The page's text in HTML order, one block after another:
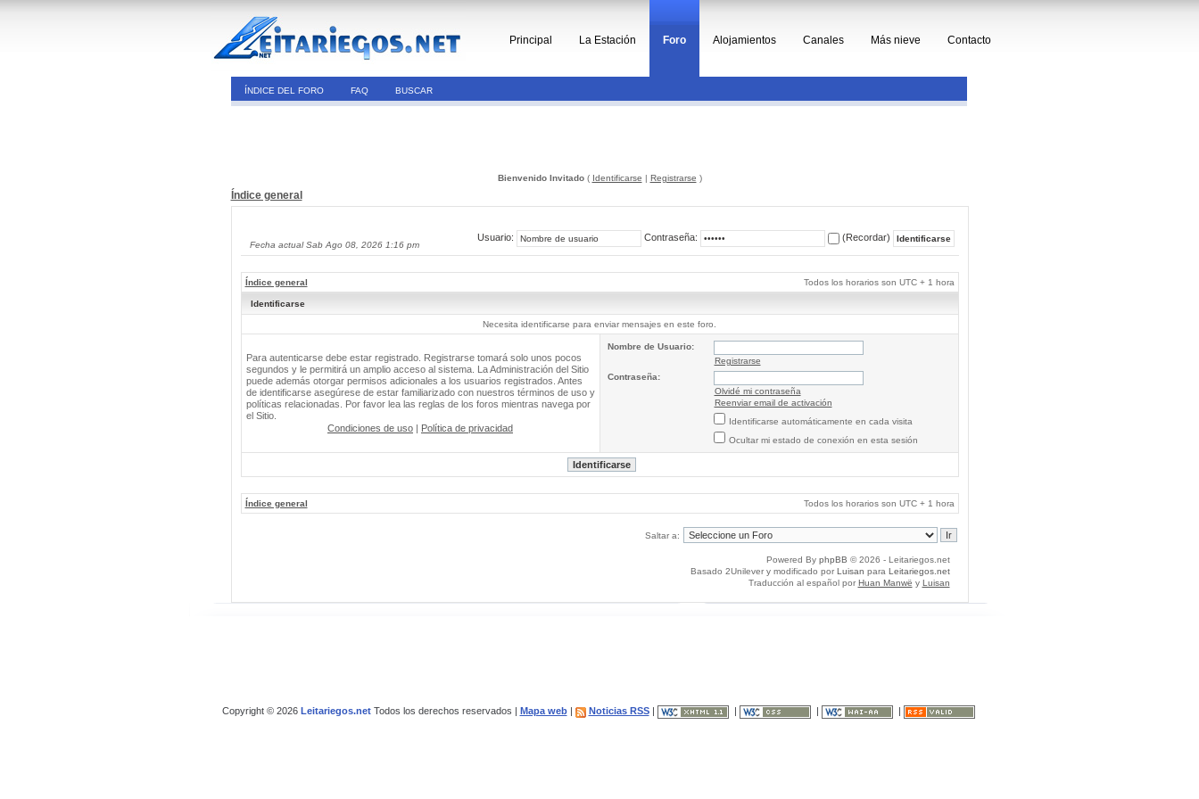
Principal La Estación Foro Alojamientos Canales Más nieve Contacto
ÍNDICE DEL FORO FAQ BUSCAR
Bienvenido Invitado( Identificarse | Registrarse )
Índice general
Fecha actual Sab Ago 08, 2026 1:16 pm
Usuario: Contraseña: (Recordar)
Índice general Todos los horarios son UTC + 1 hora
Identificarse
Necesita identificarse para enviar mensajes en este foro.
Para autenticarse debe estar registrado. Registrarse tomará solo unos pocos
segundos y le permitirá un amplio acceso al sistema. La Administración del Sitio
puede además otorgar permisos adicionales a los usuarios registrados. Antes
de identificarse asegúrese de estar familiarizado con nuestros términos de uso y
políticas relacionadas. Por favor lea las reglas de los foros mientras navega por
el Sitio.
Condiciones de uso | Política de privacidad
Nombre de Usuario:
Registrarse
Contraseña:
Olvidé mi contraseña
Reenviar email de activación
Identificarse automáticamente en cada visita
Ocultar mi estado de conexión en esta sesión
Índice general Todos los horarios son UTC + 1 hora
Saltar a:
Powered By phpBB © 2026 - Leitariegos.net
Basado 2Unilever y modificado por Luisan para Leitariegos.net
Traducción al español por Huan Manwë y Luisan
Copyright © 2026 Leitariegos.netTodos los derechos reservados | Mapa web| Noticias RSS|